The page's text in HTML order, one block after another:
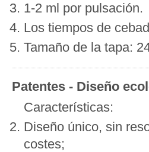
1-2 ml por pulsación.
Los tiempos de
Tamaño de la tapa:
Patentes - Diseño
Características:
Diseño único, sin
costes;